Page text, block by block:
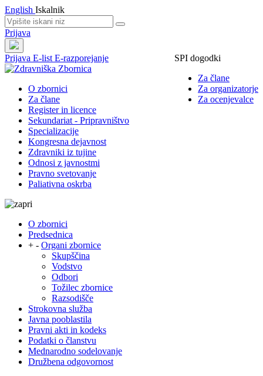
English Iskalnik
Prijava
Prijava
SPI dogodki
Za člane
Za organizatorje
Za ocenjevalce
E-list E-razporejanje
O zbornici
Za člane
Register in licence
Sekundariat - Pripravništvo
Specializacije
Kongresna dejavnost
Zdravniki iz tujine
Odnosi z javnostmi
Pravno svetovanje
Paliativna oskrba
O zbornici
Predsednica
+ - Organi zbornice
Skupščina
Vodstvo
Odbori
Tožilec zbornice
Razsodišče
Strokovna služba
Javna pooblastila
Pravni akti in kodeks
Podatki o članstvu
Mednarodno sodelovanje
Družbena odgovornost